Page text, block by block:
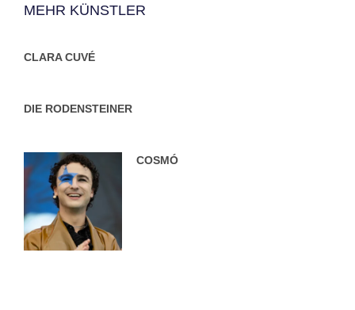
MEHR KÜNSTLER
CLARA CUVÉ
DIE RODENSTEINER
COSMÓ